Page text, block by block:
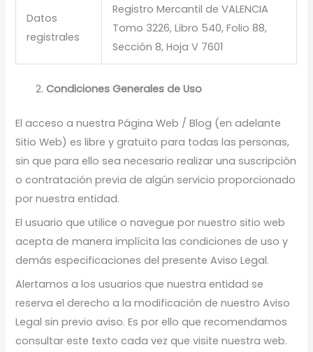
Datos
registrales
Registro Mercantil de VALENCIA
Tomo 3226, Libro 540, Folio 88,
Sección 8, Hoja V 7601
Condiciones Generales de Uso
El acceso a nuestra Página Web / Blog (en adelante
Sitio Web) es libre y gratuito para todas las personas,
sin que para ello sea necesario realizar una suscripción
o contratación previa de algún servicio proporcionado
por nuestra entidad.
El usuario que utilice o navegue por nuestro sitio web
acepta de manera implícita las condiciones de uso y
demás especificaciones del presente Aviso Legal.
Alertamos a los usuarios que nuestra entidad se
reserva el derecho a la modificación de nuestro Aviso
Legal sin previo aviso. Es por ello que recomendamos
consultar este texto cada vez que visite nuestra web.